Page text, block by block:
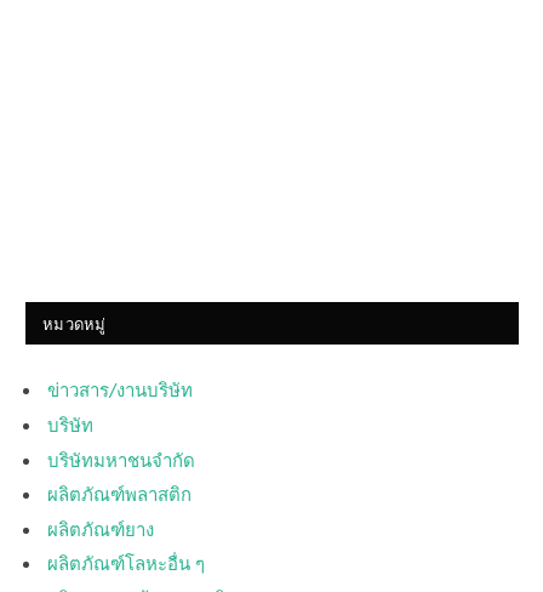
หมวดหมู่
ข่าวสาร/งานบริษัท
บริษัท
บริษัทมหาชนจำกัด
ผลิตภัณฑ์พลาสติก
ผลิตภัณฑ์ยาง
ผลิตภัณฑ์โลหะอื่น ๆ